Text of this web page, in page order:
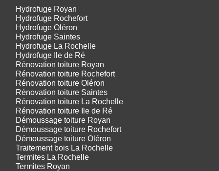
Hydrofuge Royan
Hydrofuge Rochefort
Hydrofuge Oléron
Hydrofuge Saintes
Hydrofuge La Rochelle
Hydrofuge Ile de Ré
Rénovation toiture Royan
Rénovation toiture Rochefort
Rénovation toiture Oléron
Rénovation toiture Saintes
Rénovation toiture La Rochelle
Rénovation toiture Ile de Ré
Démoussage toiture Royan
Démoussage toiture Rochefort
Démoussage toiture Oléron
Traitement bois La Rochelle
Termites La Rochelle
Termites Royan